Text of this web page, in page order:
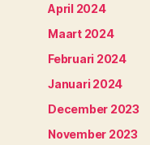
April 2024
Maart 2024
Februari 2024
Januari 2024
December 2023
November 2023